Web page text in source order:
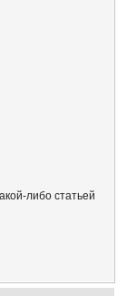
либо статьей